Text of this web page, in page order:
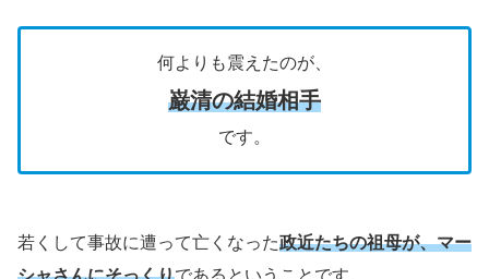
何よりも震えたのが、
巌清の結婚相手
です。
若くして事故に遭って亡くなった政近たちの祖母が、マー